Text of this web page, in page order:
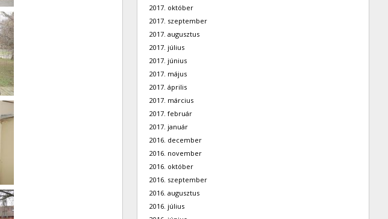
2017. október
2017. szeptember
2017. augusztus
2017. július
2017. június
2017. május
2017. április
2017. március
2017. február
2017. január
2016. december
2016. november
2016. október
2016. szeptember
2016. augusztus
2016. július